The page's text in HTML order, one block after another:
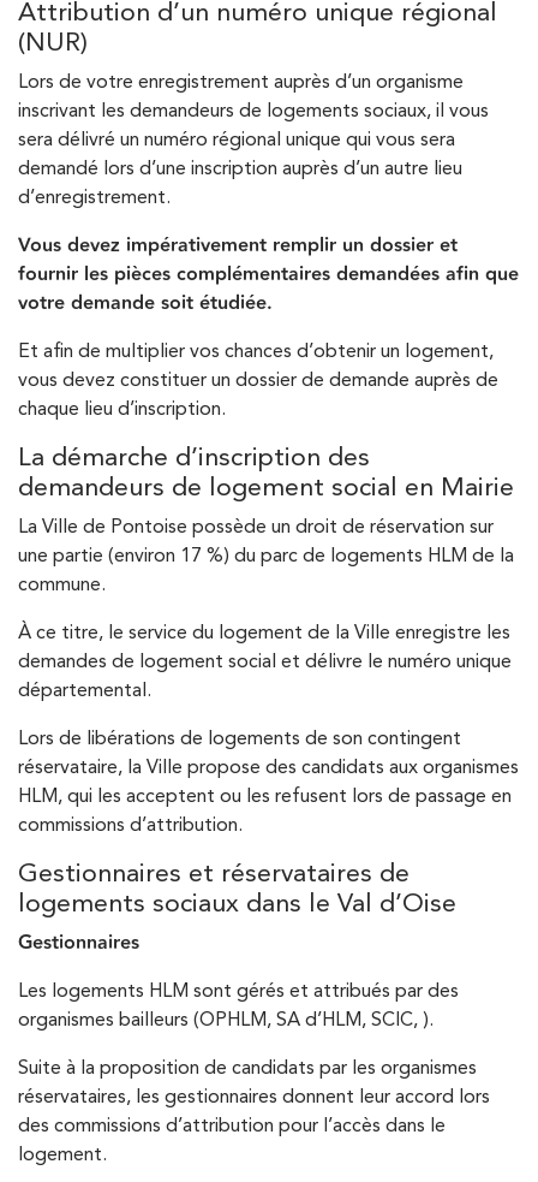
Attribution d’un numéro unique régional
(NUR)
Lors de votre enregistrement auprès d’un organisme
inscrivant les demandeurs de logements sociaux, il vous
sera délivré un numéro régional unique qui vous sera
demandé lors d’une inscription auprès d’un autre lieu
d’enregistrement.
Vous devez impérativement remplir un dossier et
fournir les pièces complémentaires demandées afin que
votre demande soit étudiée.
Et afin de multiplier vos chances d’obtenir un logement,
vous devez constituer un dossier de demande auprès de
chaque lieu d’inscription.
La démarche d’inscription des
demandeurs de logement social en Mairie
La Ville de Pontoise possède un droit de réservation sur
une partie (environ 17 %) du parc de logements HLM de la
commune.
À ce titre, le service du logement de la Ville enregistre les
demandes de logement social et délivre le numéro unique
départemental.
Lors de libérations de logements de son contingent
réservataire, la Ville propose des candidats aux organismes
HLM, qui les acceptent ou les refusent lors de passage en
commissions d’attribution.
Gestionnaires et réservataires de
logements sociaux dans le Val d’Oise
Gestionnaires
Les logements HLM sont gérés et attribués par des
organismes bailleurs (OPHLM, SA d’HLM, SCIC, ).
Suite à la proposition de candidats par les organismes
réservataires, les gestionnaires donnent leur accord lors
des commissions d’attribution pour l’accès dans le
logement.